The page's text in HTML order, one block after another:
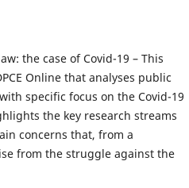
the case of Covid-19 – This
Online that analyses public
specific focus on the Covid-19
the key research streams
concerns that, from a
from the struggle against the